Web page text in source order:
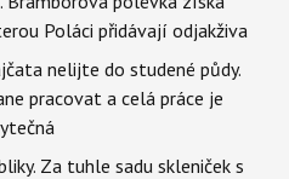
Poláci přidávají odjakživa
nelijte do studené půdy.
pracovat a celá práce je
Za tuhle sadu skleniček s